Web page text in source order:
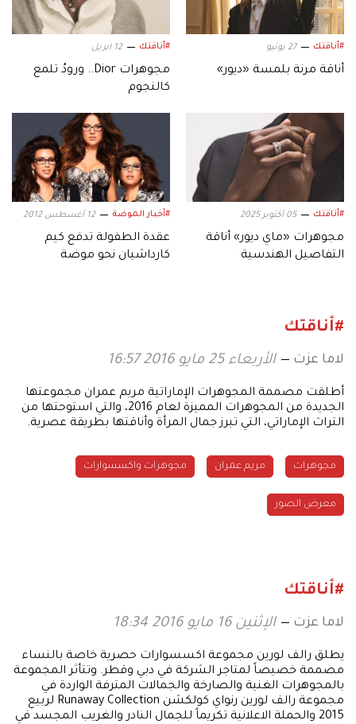
#أناقتك 27 يونيو
أناقة مرنة بلمسة «ديور»
#أناقتك 12 ابريل
مجوهرات Dior.. ورودُ تلمع
كالنجوم
#أناقتك 05 أكتوبر 2025
مجوهرات «ماي ديور» أناقة
التفاصيل الهندسية
#أخبار الموضة 12 أغسطس 2012
عقدة الطفولة تدفع كيم
كارداشيان نحو موضة
#أناقتك
لاما عزت الأربعاء 25 مايو 2016 16:57
أطلقت مصممة المجوهرات الإماراتية مريم عمران مجموعتها
الجديدة من المجوهرات المميزة لعام 2016، والتي استوحتها من
التراث الإماراتي، التي تبرز جمال المرأة وأناقتها بطريقة عصرية.
مجوهرات مريم عمران مجوهرات واكسسوارات
معرض الصور
#أناقتك
لاما عزت الإثنين 16 مايو 2016 18:34
يطلق رالف لورين مجموعة اكسسوارات حصرية خاصة بالنساء
مصممة خصيصاً لمتاجر الشركة في دبي وقطر. وتتأثر المجموعة
بالمجوهرات الغنية والصارخة والجمالات المترفة الواردة في
مجموعة رالف لورين رنواي كولكشن Runaway Collection لربيع
2015 والحملة الاعلانية تكريماً للجمال النادر والغريب المجسد في